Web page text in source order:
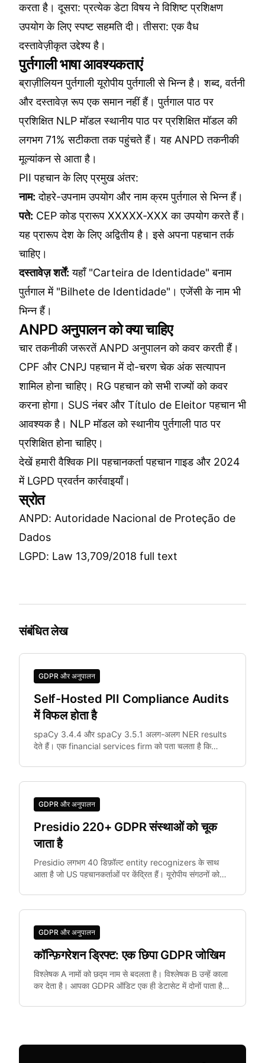
करता है। दूसरा: प्रत्येक डेटा विषय ने विशिष्ट प्रशिक्षण
उपयोग के लिए स्पष्ट सहमति दी। तीसरा: एक वैध
दस्तावेज़ीकृत उद्देश्य है।
पुर्तगाली भाषा आवश्यकताएं
ब्राज़ीलियन पुर्तगाली यूरोपीय पुर्तगाली से भिन्न है। शब्द, वर्तनी
और दस्तावेज़ रूप एक समान नहीं हैं। पुर्तगाल पाठ पर
प्रशिक्षित NLP मॉडल स्थानीय पाठ पर प्रशिक्षित मॉडल की
लगभग 71% सटीकता तक पहुंचते हैं। यह ANPD तकनीकी
मूल्यांकन से आता है।
PII पहचान के लिए प्रमुख अंतर:
नाम: दोहरे-उपनाम उपयोग और नाम क्रम पुर्तगाल से भिन्न हैं।
पते: CEP कोड प्रारूप XXXXX-XXX का उपयोग करते हैं।
यह प्रारूप देश के लिए अद्वितीय है। इसे अपना पहचान तर्क
चाहिए।
दस्तावेज़ शर्तें: यहाँ "Carteira de Identidade" बनाम
पुर्तगाल में "Bilhete de Identidade"। एजेंसी के नाम भी
भिन्न हैं।
ANPD अनुपालन को क्या चाहिए
चार तकनीकी जरूरतें ANPD अनुपालन को कवर करती हैं।
CPF और CNPJ पहचान में दो-चरण चेक अंक सत्यापन
शामिल होना चाहिए। RG पहचान को सभी राज्यों को कवर
करना होगा। SUS नंबर और Título de Eleitor पहचान भी
आवश्यक है। NLP मॉडल को स्थानीय पुर्तगाली पाठ पर
प्रशिक्षित होना चाहिए।
देखें हमारीवैश्विक PII पहचानकर्ता पहचान गाइडऔर 2024
में LGPD प्रवर्तन कार्रवाइयाँ।
स्रोत
ANPD: Autoridade Nacional de Proteção de
Dados
LGPD: Law 13,709/2018 full text
संबंधित लेख
GDPR और अनुपालन
Self-Hosted PII Compliance Audits
में विफल होता है
spaCy 3.4.4 और spaCy 3.5.1 अलग-अलग NER results
देते हैं। एक financial services firm को पता चलता है कि
से anonymize हुए।
GDPR और अनुपालन
Presidio 220+ GDPR संस्थाओं को चूक
जाता है
Presidio लगभग 40 डिफ़ॉल्ट entity recognizers के साथ
आता है जो US पहचानकर्ताओं पर केंद्रित हैं। यूरोपीय संगठनों को
GDPR और अनुपालन
कॉन्फ़िगरेशन ड्रिफ्ट: एक छिपा GDPR जोखिम
विश्लेषक A नामों को छद्म नाम से बदलता है। विश्लेषक B उन्हें काला
कर देता है। आपका GDPR ऑडिट एक ही डेटासेट में दोनों पाता है।
छिपा अनुपालन जोखिम है।